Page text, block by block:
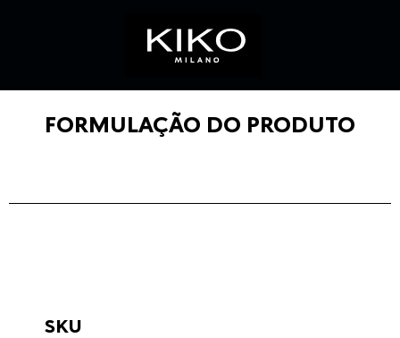
FORMULAÇÃO DO PRODUTO
SKU